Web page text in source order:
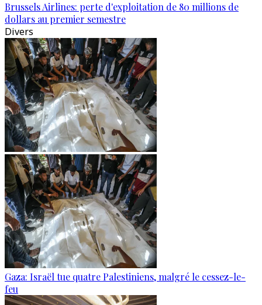
Brussels Airlines: perte d'exploitation de 80 millions de
dollars au premier semestre
Divers
Gaza: Israël tue quatre Palestiniens, malgré le cessez-le-
feu